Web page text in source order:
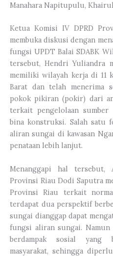
Manahara Napitupulu,
Ketua Komisi IV DPRD
membuka diskusi dengan
fungsi UPDT Balai SDABK
tersebut, Hendri Yuliandra
memiliki wilayah kerja di 11
Barat dan telah menerima
pokok pikiran (pokir) dari
terkait pengelolaan
bina konstruksi. Salah satu
aliran sungai di kawasan
penataan lebih lanjut.
Menanggapi hal tersebut,
Provinsi Riau Dodi Saputra
Provinsi Riau terkait
terdapat dua perspektif
sungai dianggap dapat
fungsi aliran sungai.
berdampak sosial yang
masyarakat, sehingga